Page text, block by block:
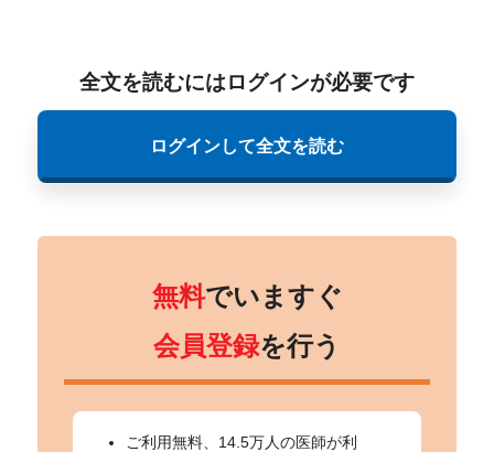
全文を読むにはログインが必要です
ログインして全文を読む
無料でいますぐ
会員登録を行う
ご利用無料、14.5万人の医師が利